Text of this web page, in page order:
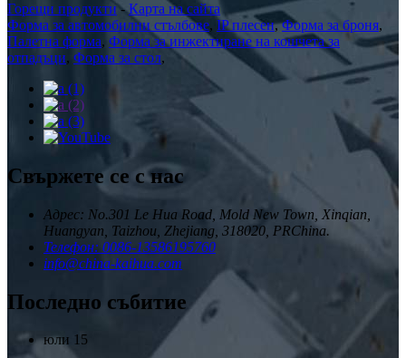
Горещи продукти-Карта на сайта
Форма за автомобилни стълбове, IP плесен,Форма за броня,
Палетна форма, Форма за инжектиране на кошчета за
отпадъци, Форма за стол,
Свържете се с нас
Адрес: No.301 Le Hua Road, Mold New Town, Xinqian,
Huangyan, Taizhou, Zhejiang, 318020, PRChina.
Телефон: 0086-13586195760
info@china-kaihua.com
Последно събитие
юли 15